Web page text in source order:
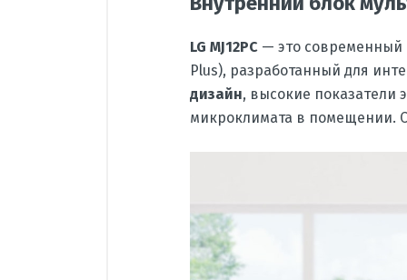
LG MJ12PC — это современный
Plus), разработанный для
дизайн, высокие показатели
микроклимата в помещении.